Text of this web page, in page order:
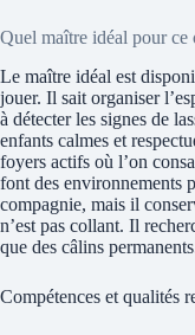
Quel maître idéal pour ce
Le maître idéal est
jouer. Il sait organiser
à détecter les signes de
enfants calmes et
foyers actifs où l’on
font des environnements
compagnie, mais il
n’est pas collant. Il
que des câlins
Compétences et qualités